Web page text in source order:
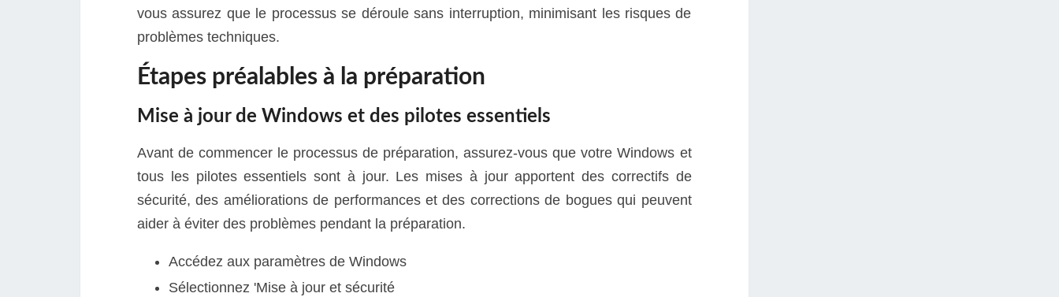
vous assurez que le processus se déroule sans interruption, minimisant les risques de
problèmes techniques.
Étapes préalables à la préparation
Mise à jour de Windows et des pilotes essentiels
Avant de commencer le processus de préparation, assurez-vous que votre Windows et
tous les pilotes essentiels sont à jour. Les mises à jour apportent des correctifs de
sécurité, des améliorations de performances et des corrections de bogues qui peuvent
aider à éviter des problèmes pendant la préparation.
Accédez aux paramètres de Windows
Sélectionnez 'Mise à jour et sécurité